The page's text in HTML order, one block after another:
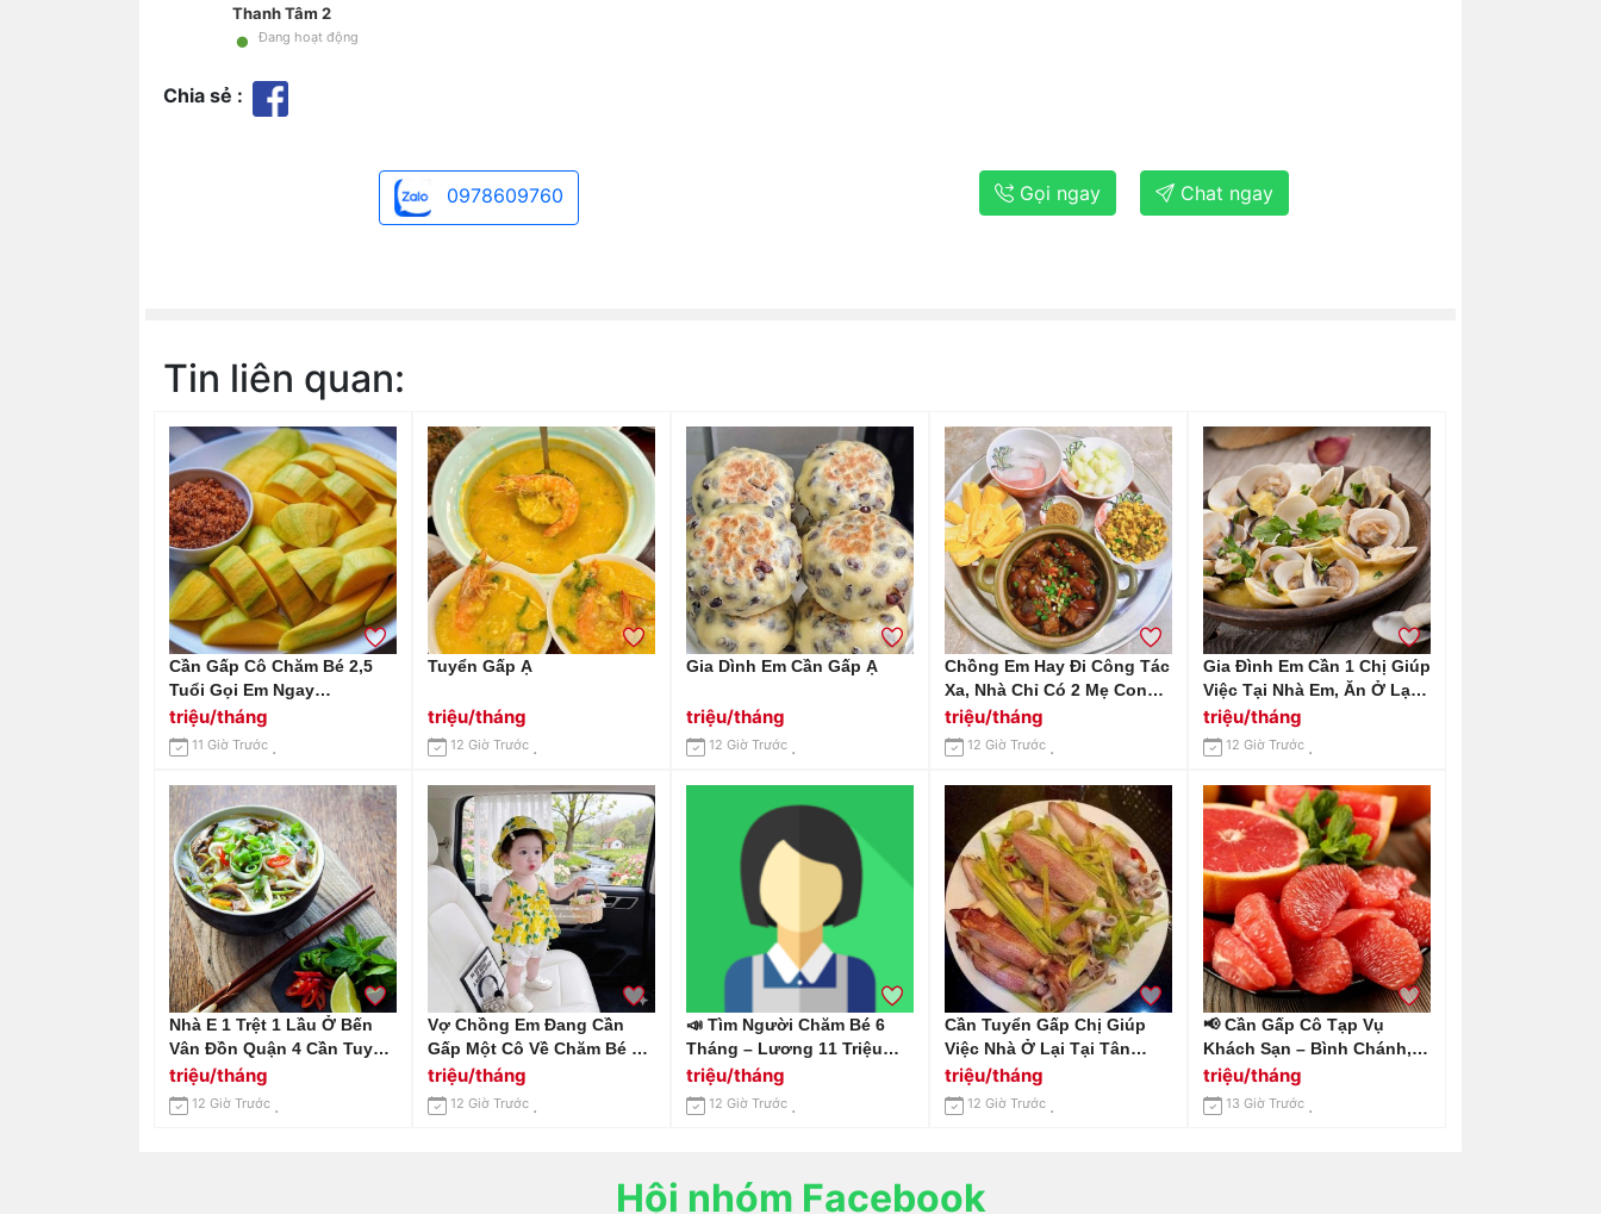
Thanh Tâm 2
• Đang hoạt động
Chia sẻ :
0978609760 Gọi ngay Chat ngay
Tin liên quan:
Cần Gấp Cô Chăm Bé 2,5
Tuổi Gọi Em Ngay
0966529171
triệu/tháng
11 Giờ Trước
Tuyển Gấp Ạ
triệu/tháng
12 Giờ Trước
Gia Dình Em Cần Gấp Ạ
triệu/tháng
12 Giờ Trước
Chồng Em Hay Đi Công Tác
Xa, Nhà Chỉ Có 2 Mẹ Con
Cần Gấp 1 Chị Giúp Việc
Nhà Tại Huỳnh Tấn Phát
Quận 7 Lương 12 Triệu Bao
Ăn Ở.
triệu/tháng
12 Giờ Trước
Gia Đình Em Cần 1 Chị Giúp
Việc Tại Nhà Em, Ăn Ở Lại
Nhà Em Ở Chung Cư
Estella Heights Q2 Lương
Em Gửi 13 Triệu
triệu/tháng
12 Giờ Trước
Nhà E 1 Trệt 1 Lầu Ở Bến
Vân Đồn Quận 4 Cần Tuyển
Chị Giúp Việc Lương 14tr Ạ
triệu/tháng
12 Giờ Trước
Vợ Chồng Em Đang Cần
Gấp Một Cô Về Chăm Bé 4
Tháng Tuổi, Làm Ở Lại Tại
Đường Tân Sơn, Quận Gò
Vấp.
triệu/tháng
12 Giờ Trước
📣 Tìm Người Chăm Bé 6
Tháng – Lương 11 Triệu
Khởi Điểm Địa Chỉ: Biên
Hoà – Đồng Nai.
triệu/tháng
12 Giờ Trước
Cần Tuyển Gấp Chị Giúp
Việc Nhà Ở Lại Tại Tân
Bình Lương 10-12 Triệu /
Tháng
triệu/tháng
12 Giờ Trước
📢 Cần Gấp Cô Tạp Vụ
Khách Sạn – Bình Chánh,
Long An 📢 Gọi Em
0966529171
triệu/tháng
13 Giờ Trước
Hội nhóm Facebook